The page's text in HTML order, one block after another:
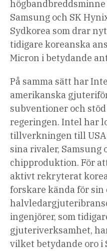
Samsung och SK
Sydkorea som drar
tidigare koreanska
Micron i betydande
På samma sätt har
amerikanska
subventioner och
regeringen. Intel har
tillverkningen till
sina rivaler, Samsung
chipproduktion. För
aktivt rekryterat
forskare kända för
ingenjörer, som
gjuteriverksamhet,
vilket betydande oro i